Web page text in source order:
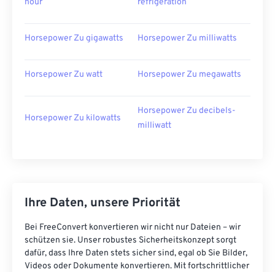
hour refrigeration
Horsepower Zu gigawatts Horsepower Zu milliwatts
Horsepower Zu watt Horsepower Zu megawatts
Horsepower Zu kilowatts
Horsepower Zu decibels-
milliwatt
Ihre Daten, unsere Priorität
Bei FreeConvert konvertieren wir nicht nur Dateien – wir
schützen sie. Unser robustes Sicherheitskonzept sorgt
dafür, dass Ihre Daten stets sicher sind, egal ob Sie Bilder,
Videos oder Dokumente konvertieren. Mit fortschrittlicher